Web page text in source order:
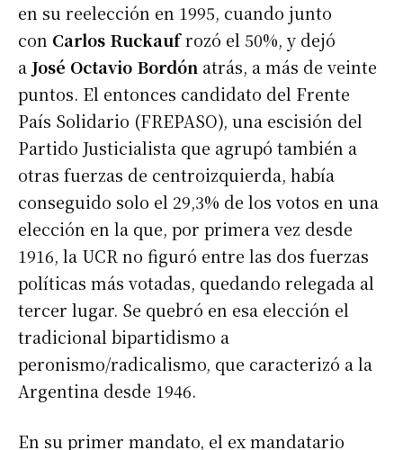
en su reelección en 1995, cuando junto
con Carlos Ruckaufrozó el 50%, y dejó
a José Octavio Bordón atrás, a más de veinte
puntos. El entonces candidato del Frente
País Solidario (FREPASO), una escisión del
Partido Justicialista que agrupó también a
otras fuerzas de centroizquierda, había
conseguido solo el 29,3% de los votos en una
elección en la que, por primera vez desde
1916, la UCR no figuró entre las dos fuerzas
políticas más votadas, quedando relegada al
tercer lugar. Se quebró en esa elección el
tradicional bipartidismo a
peronismo/radicalismo, que caracterizó a la
Argentina desde 1946.
En su primer mandato, el ex mandatario